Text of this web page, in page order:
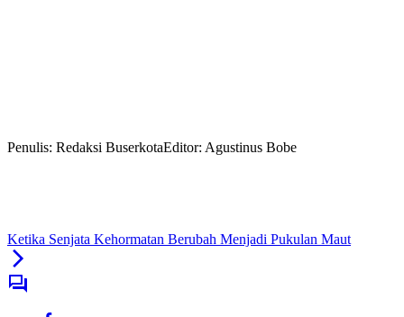
Penulis: Redaksi BuserkotaEditor: Agustinus Bobe
Ketika Senjata Kehormatan Berubah Menjadi Pukulan Maut